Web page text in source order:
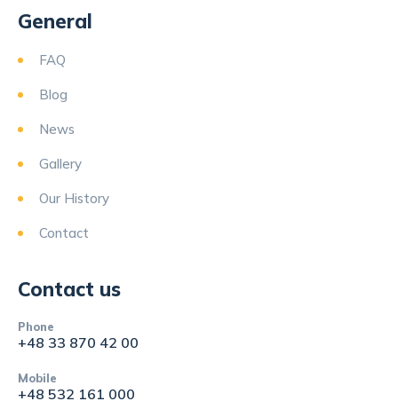
General
FAQ
Blog
News
Gallery
Our History
Contact
Contact us
Phone
+48 33 870 42 00
Mobile
+48 532 161 000